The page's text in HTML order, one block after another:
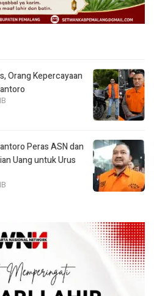
Orang Kepercayaan
Peras ASN dan
Uang untuk Urus